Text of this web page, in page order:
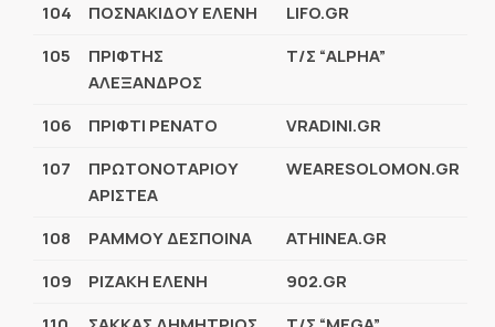
104
ΠΟΣΝΑΚΙΔΟΥ ΕΛΕΝΗ
LIFO.GR
105
ΠΡΙΦΤΗΣ
ΑΛΕΞΑΝΔΡΟΣ
Τ/Σ “ALPHA”
106 ΠΡΙΦΤΙ ΡΕΝΑΤΟ
VRADINI.GR
107
ΠΡΩΤΟΝΟΤΑΡΙΟΥ
ΑΡΙΣΤΕΑ
WEARESOLOMON.GR
108 ΡΑΜΜΟΥ ΔΕΣΠΟΙΝΑ
ATHINEA.GR
109
ΡΙΖΑΚΗ ΕΛΕΝΗ
902.GR